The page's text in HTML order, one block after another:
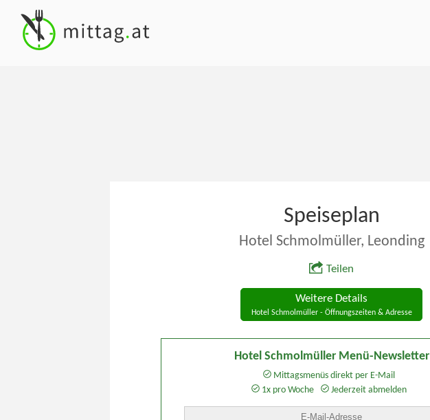
Speiseplan
Hotel Schmolmüller, Leonding
Teilen
Weitere Details
Hotel Schmolmüller - Öffnungszeiten & Adresse
Hotel Schmolmüller Menü-Newsletter
Mittagsmenüs direkt per E-Mail
1x pro Woche
Jederzeit abmelden